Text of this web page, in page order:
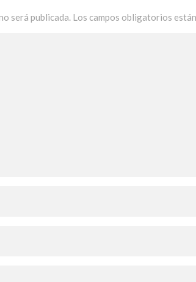
será publicada. Los campos obligatorios